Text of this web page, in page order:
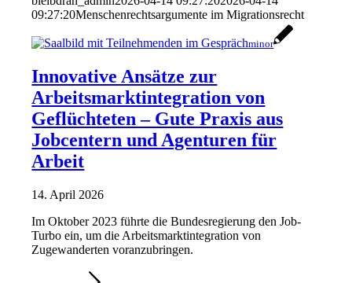
09:27:20Menschenrechtsargumente im Migrationsrecht
minor
Innovative Ansätze zur
Arbeitsmarktintegration von
Geflüchteten – Gute Praxis aus
Jobcentern und Agenturen für
Arbeit
14. April 2026
Im Oktober 2023 führte die Bundesregierung den Job-
Turbo ein, um die Arbeitsmarktintegration von
Zugewanderten voranzubringen.